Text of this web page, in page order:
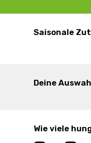
Saisonale
Deine
Wie viele